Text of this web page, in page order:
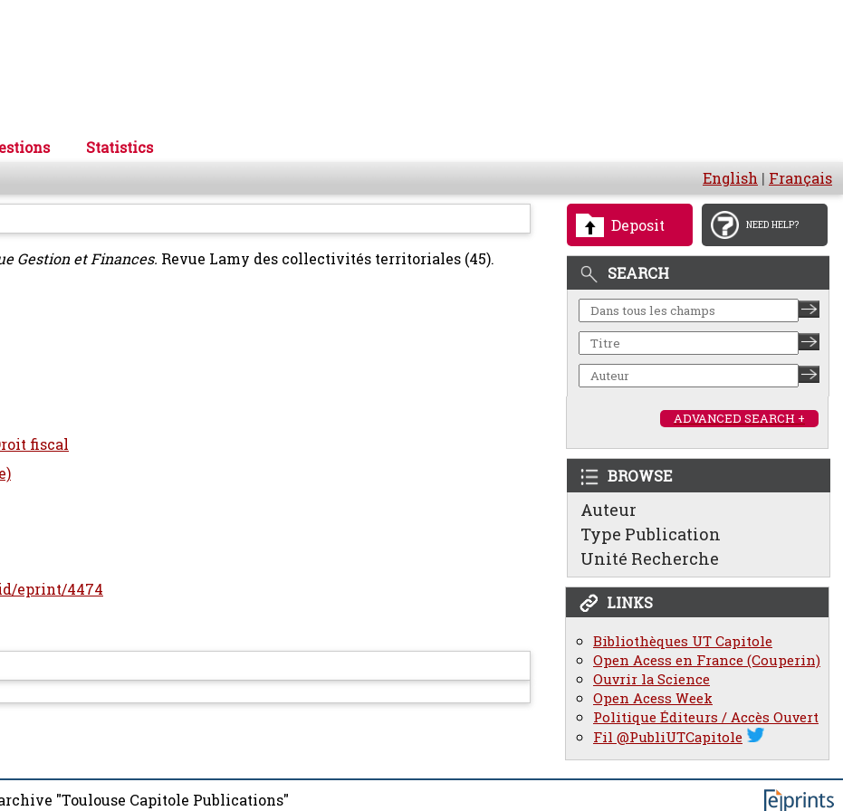
Statistics
English | Français
Deposit NEED HELP?
SEARCH
ADVANCED SEARCH +
BROWSE
Auteur
Type Publication
Unité Recherche
LINKS
Bibliothèques UT Capitole
Open Acess en France (Couperin)
Ouvrir la Science
Open Acess Week
Politique Éditeurs / Accès Ouvert
Fil @PubliUTCapitole
Gestion et Finances. Revue Lamy des collectivités territoriales (45).
fiscal
eprint/4474
"Toulouse Capitole Publications"